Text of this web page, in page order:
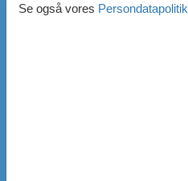
Se også vores Persondatapolitik